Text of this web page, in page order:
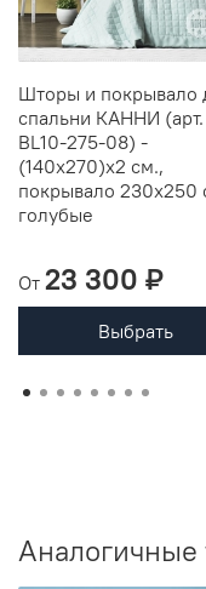
Шторы и покрывало
спальни КАННИ (арт.
BL10-275-08) -
(140х270)х2 см.,
покрывало 230х250
голубые
От 23 300 ₽
Выбрать
Аналогичные